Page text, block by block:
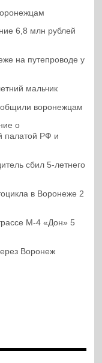
6,8 млн рублей
на путепроводе у
мальчик
воронежцам
о
палатой РФ и
сбил 5-летнего
в Воронеже 2
М-4 «Дон» 5
Воронеж